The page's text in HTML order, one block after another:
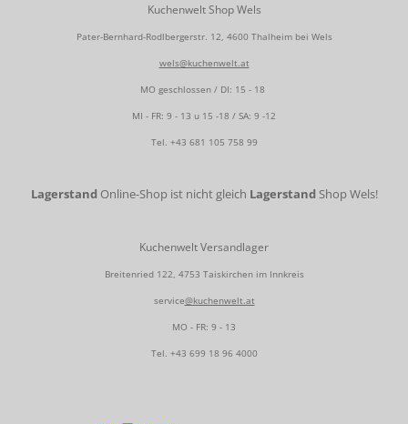
Kuchenwelt Shop Wels
Pater-Bernhard-Rodlbergerstr. 12, 4600 Thalheim bei Wels
wels@kuchenwelt.at
MO geschlossen / DI: 15 - 18
MI - FR: 9 - 13 u 15 -18 / SA: 9 -12
Tel. +43 681 105 758 99
Lagerstand Online-Shop ist nicht gleich Lagerstand Shop Wels!
Kuchenwelt Versandlager
Breitenried 122, 4753 Taiskirchen im Innkreis
service@kuchenwelt.at
MO - FR: 9 - 13
Tel. +43 699 18 96 4000